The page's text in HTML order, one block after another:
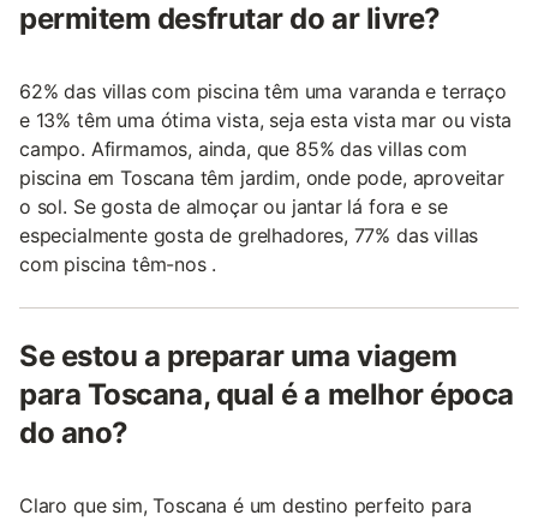
permitem desfrutar do ar livre?
62% das villas com piscina têm uma varanda e terraço
e 13% têm uma ótima vista, seja esta vista mar ou vista
campo. Afirmamos, ainda, que 85% das villas com
piscina em Toscana têm jardim, onde pode, aproveitar
o sol. Se gosta de almoçar ou jantar lá fora e se
especialmente gosta de grelhadores, 77% das villas
com piscina têm-nos .
Se estou a preparar uma viagem
para Toscana, qual é a melhor época
do ano?
Claro que sim, Toscana é um destino perfeito para